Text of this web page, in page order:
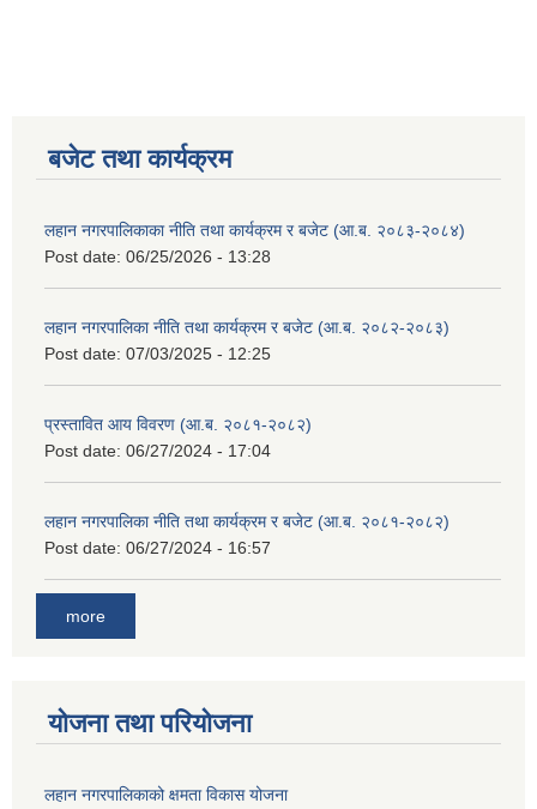
बजेट तथा कार्यक्रम
लहान नगरपालिकाका नीति तथा कार्यक्रम र बजेट (आ.ब. २०८३-२०८४)
Post date: 06/25/2026 - 13:28
लहान नगरपालिका नीति तथा कार्यक्रम र बजेट (आ.ब. २०८२-२०८३)
Post date: 07/03/2025 - 12:25
प्रस्तावित आय विवरण (आ.ब. २०८१-२०८२)
Post date: 06/27/2024 - 17:04
लहान नगरपालिका नीति तथा कार्यक्रम र बजेट (आ.ब. २०८१-२०८२)
Post date: 06/27/2024 - 16:57
more
योजना तथा परियोजना
लहान नगरपालिकाको क्षमता विकास योजना